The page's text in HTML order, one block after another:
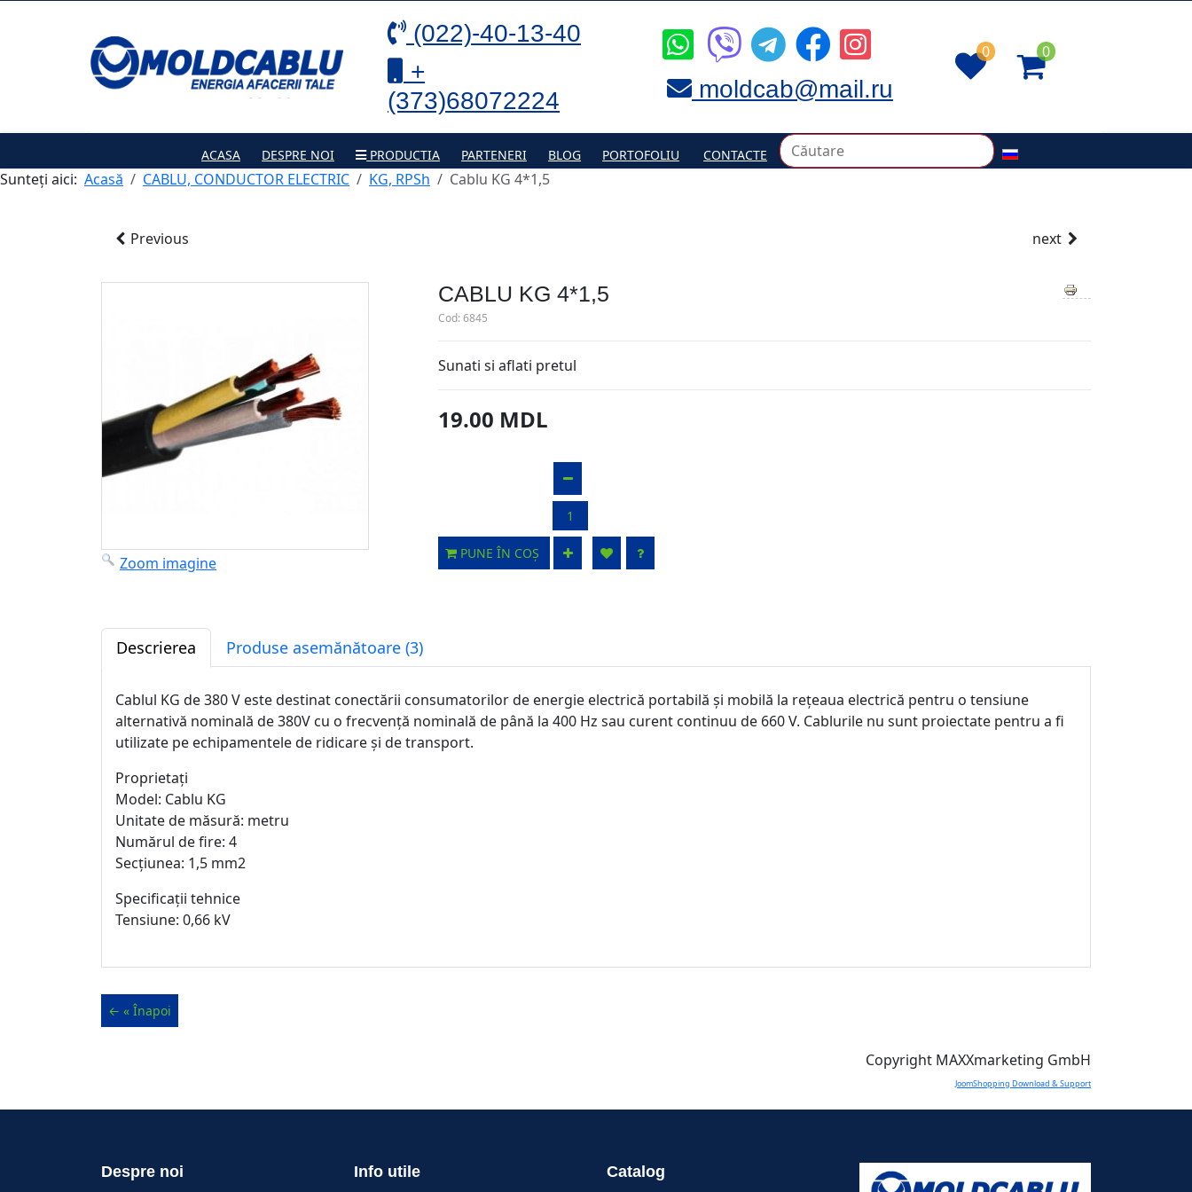
(022)-40-13-40
+
(373)68072224
moldcab@mail.ru
0 0
ACASA DESPRE NOI PRODUCTIA PARTENERI BLOG PORTOFOLIU CONTACTE
Sunteți aici: Acasă CABLU, CONDUCTOR ELECTRIC KG, RPSh Cablu KG 4*1,5
Previous next
Zoom imagine
CABLU KG 4*1,5
Cod:6845
Sunati si aflati pretul
19.00 MDL
PUNE ÎN COȘ
Descrierea Produse asemănătoare (3)
Cablul KG de 380 V este destinat conectării consumatorilor de energie electrică portabilă și mobilă la rețeaua electrică pentru o tensiune
alternativă nominală de 380V cu o frecvență nominală de până la 400 Hz sau curent continuu de 660 V. Cablurile nu sunt proiectate pentru a fi
utilizate pe echipamentele de ridicare și de transport.
Proprietați
Model: Cablu KG
Unitate de măsură: metru
Numărul de fire: 4
Secțiunea: 1,5 mm2
Specificații tehnice
Tensiune: 0,66 kV
Copyright MAXXmarketing GmbH
JoomShopping Download & Support
Despre noi Info utile Catalog